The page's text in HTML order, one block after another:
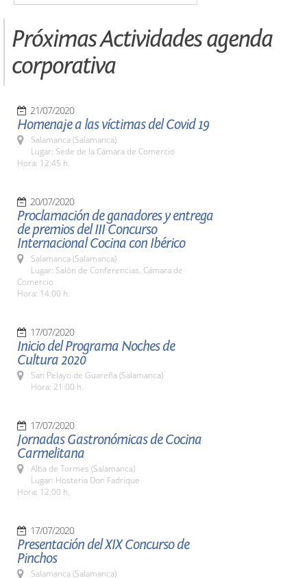
Próximas Actividades agenda
corporativa
21/07/2020
Homenaje a las víctimas del Covid 19
Salamanca (Salamanca)
Lugar: Sede de la Cámara de Comercio
Hora: 12:45 h.
20/07/2020
Proclamación de ganadores y entrega
de premios del III Concurso
Internacional Cocina con Ibérico
Salamanca (Salamanca)
Lugar: Salón de Conferencias. Cámara de
Comercio
Hora: 14:00 h.
17/07/2020
Inicio del Programa Noches de
Cultura 2020
San Pelayo de Guareña (Salamanca)
Hora: 21:00 h.
17/07/2020
Jornadas Gastronómicas de Cocina
Carmelitana
Alba de Tormes (Salamanca)
Lugar: Hosteria Don Fadrique
Hora: 12:00 h.
17/07/2020
Presentación del XIX Concurso de
Pinchos
Salamanca (Salamanca)